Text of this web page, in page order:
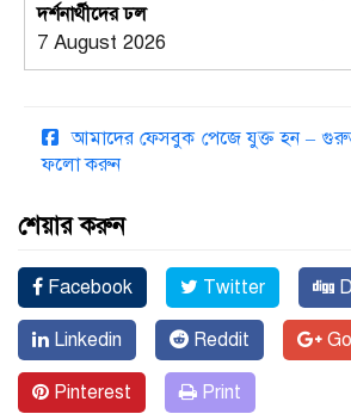
দর্শনার্থীদের ঢল
7 August 2026
আমাদের ফেসবুক পেজে যুক্ত হন –
ফলো করুন
শেয়ার করুন
Facebook Twitter
Linkedin Reddit
Pinterest Print